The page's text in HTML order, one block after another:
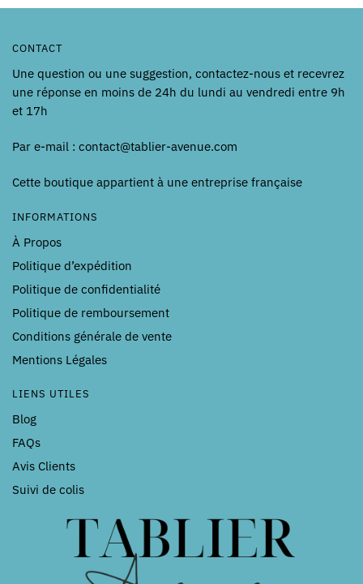
CONTACT
Une question ou une suggestion, contactez-nous et recevrez
une réponse en moins de 24h du lundi au vendredi entre 9h
et 17h
Par e-mail : contact@tablier-avenue.com
Cette boutique appartient à une entreprise française
INFORMATIONS
À Propos
Politique d’expédition
Politique de confidentialité
Politique de remboursement
Conditions générale de vente
Mentions Légales
LIENS UTILES
Blog
FAQs
Avis Clients
Suivi de colis